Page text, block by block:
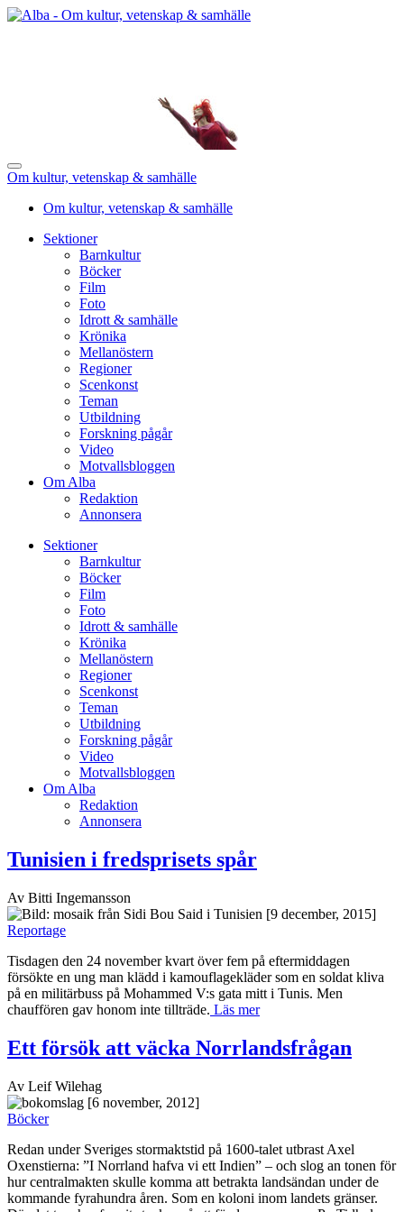
Om kultur, vetenskap & samhälle
Om kultur, vetenskap & samhälle
Sektioner
Barnkultur
Böcker
Film
Foto
Idrott & samhälle
Krönika
Mellanöstern
Regioner
Scenkonst
Teman
Utbildning
Forskning pågår
Video
Motvallsbloggen
Om Alba
Redaktion
Annonsera
Sektioner
Barnkultur
Böcker
Film
Foto
Idrott & samhälle
Krönika
Mellanöstern
Regioner
Scenkonst
Teman
Utbildning
Forskning pågår
Video
Motvallsbloggen
Om Alba
Redaktion
Annonsera
Tunisien i fredsprisets spår
Av Bitti Ingemansson
[9 december, 2015]
Reportage
Tisdagen den 24 november kvart över fem på eftermiddagen
försökte en ung man klädd i kamouflagekläder som en soldat kliva
på en militärbuss på Mohammed V:s gata mitt i Tunis. Men
chauffören gav honom inte tillträde. Läs mer
Ett försök att väcka Norrlandsfrågan
Av Leif Wilehag
[6 november, 2012]
Böcker
Redan under Sveriges stormaktstid på 1600-talet utbrast Axel
Oxenstierna: ”I Norrland hafva vi ett Indien” – och slog an tonen för
hur centralmakten skulle komma att betrakta landsändan under de
kommande fyrahundra åren. Som en koloni inom landets gränser.